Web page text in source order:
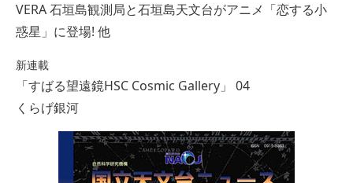
VERA 石垣島観測局と石垣島天文台がアニメ「恋する小
惑星」に登場! 他
新連載
「すばる望遠鏡HSC Cosmic Gallery」 04
くらげ銀河